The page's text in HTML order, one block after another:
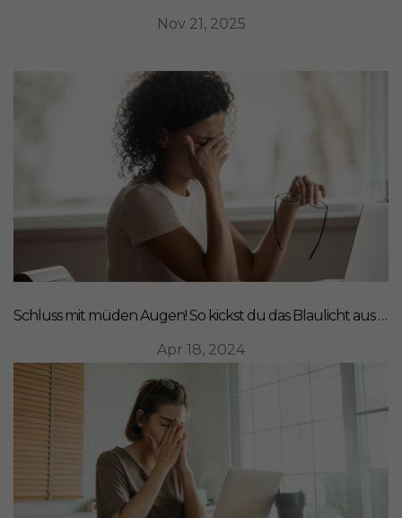
Nov 21, 2025
Schluss mit müden Augen! So kickst du das Blaulicht aus deinem Leben
Apr 18, 2024